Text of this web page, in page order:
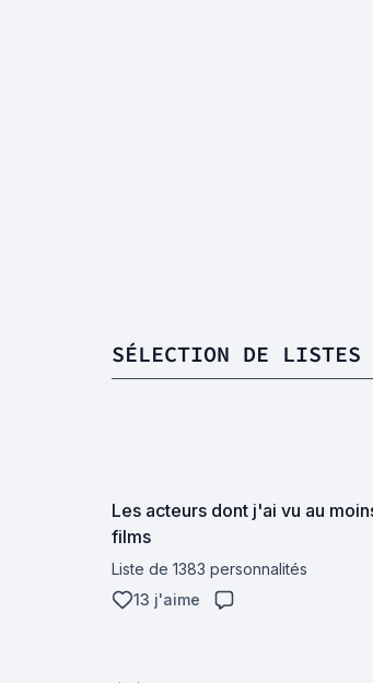
SÉLECTION DE
Les acteurs dont j'ai vu au
films
Liste de 1383 personnalités
13 j'aime